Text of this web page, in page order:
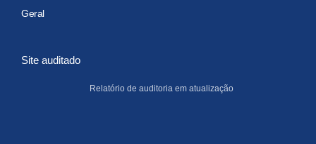
Geral
Site auditado
Relatório de auditoria em atualização